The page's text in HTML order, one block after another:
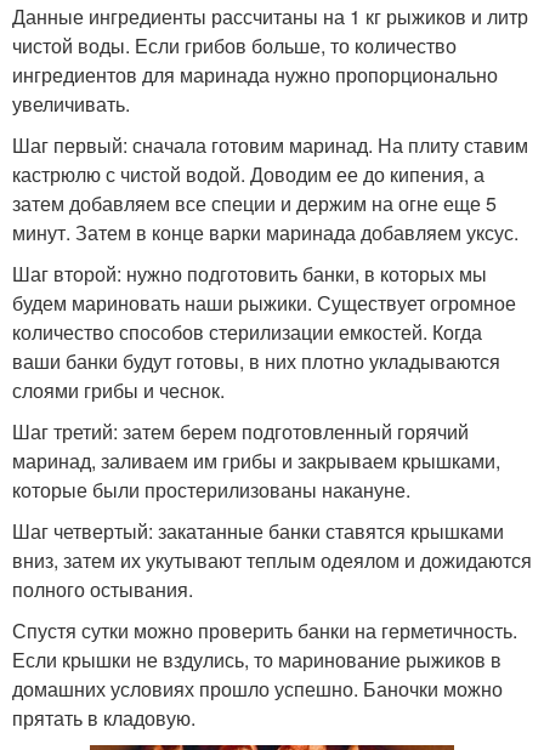
Данные ингредиенты рассчитаны на 1 кг рыжиков и литр
чистой воды. Если грибов больше, то количество
ингредиентов для маринада нужно пропорционально
увеличивать.
Шаг первый: сначала готовим маринад. На плиту ставим
кастрюлю с чистой водой. Доводим ее до кипения, а
затем добавляем все специи и держим на огне еще 5
минут. Затем в конце варки маринада добавляем уксус.
Шаг второй: нужно подготовить банки, в которых мы
будем мариновать наши рыжики. Существует огромное
количество способов стерилизации емкостей. Когда
ваши банки будут готовы, в них плотно укладываются
слоями грибы и чеснок.
Шаг третий: затем берем подготовленный горячий
маринад, заливаем им грибы и закрываем крышками,
которые были простерилизованы накануне.
Шаг четвертый: закатанные банки ставятся крышками
вниз, затем их укутывают теплым одеялом и дожидаются
полного остывания.
Спустя сутки можно проверить банки на герметичность.
Если крышки не вздулись, то маринование рыжиков в
домашних условиях прошло успешно. Баночки можно
прятать в кладовую.